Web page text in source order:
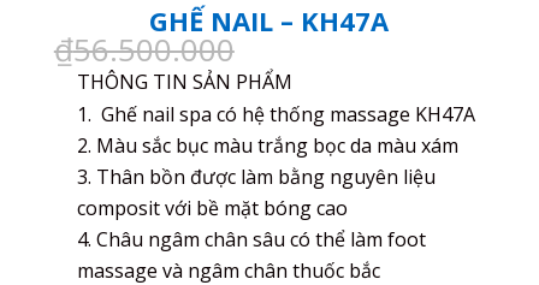
GHẾ NAIL – KH47A
₫56.500.000
gốc
là:
₫56.500.000.
tại
là:
THÔNG TIN SẢN PHẨM
Ghế nail spa có hệ thống massage KH47A
Màu sắc bục màu trắng bọc da màu xám
Thân bồn được làm bằng nguyên liệu
composit với bề mặt bóng cao
Châu ngâm chân sâu có thể làm foot
massage và ngâm chân thuốc bắc